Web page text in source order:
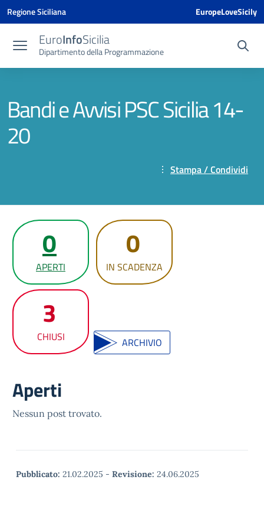
Vai ai contenuti
Vai al menu di navigazione
Vai al footer
Vai al banner delle Cookie Policy
Regione Siciliana EuropeLoveSicily
EuroInfoSicilia
Dipartimento della Programmazione
Bandi e Avvisi PSC Sicilia 14-
20
Stampa / Condividi
0
APERTI
0
IN SCADENZA
3
CHIUSI ARCHIVIO
Aperti
Nessun post trovato.
Pubblicato: 21.02.2025 - Revisione: 24.06.2025